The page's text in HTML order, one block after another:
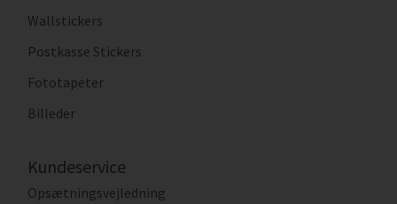
Wallstickers
Postkasse Stickers
Fototapeter
Billeder
Kundeservice
Opsætningsvejledning